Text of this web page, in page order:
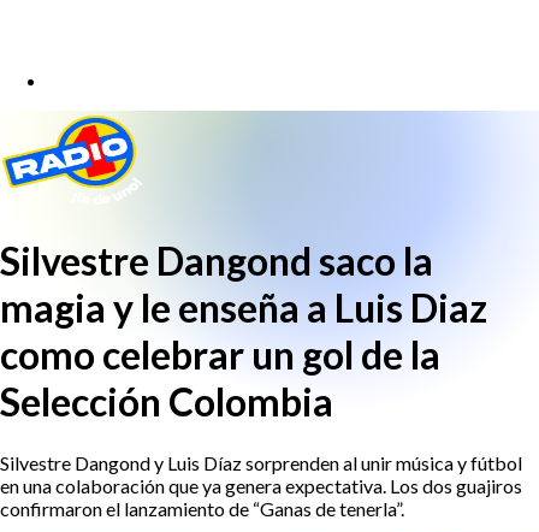
Silvestre Dangond saco la
magia y le enseña a Luis Diaz
como celebrar un gol de la
Selección Colombia
Silvestre Dangond y Luis Díaz sorprenden al unir música y fútbol
en una colaboración que ya genera expectativa. Los dos guajiros
confirmaron el lanzamiento de “Ganas de tenerla”.